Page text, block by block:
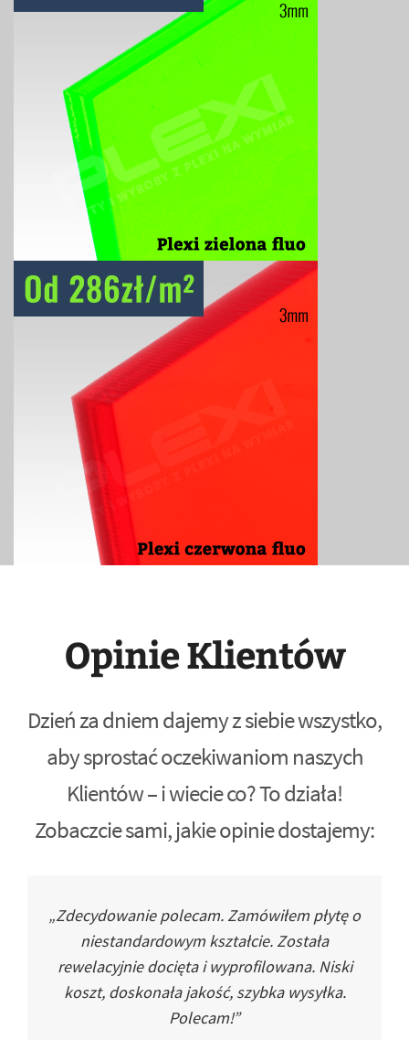
Opinie Klientów
Dzień za dniem dajemy z siebie wszystko,
aby sprostać oczekiwaniom naszych
Klientów – i wiecie co? To działa!
Zobaczcie sami, jakie opinie dostajemy:
„Zdecydowanie polecam. Zamówiłem płytę o
niestandardowym kształcie. Została
rewelacyjnie docięta i wyprofilowana. Niski
koszt, doskonała jakość, szybka wysyłka.
Polecam!”